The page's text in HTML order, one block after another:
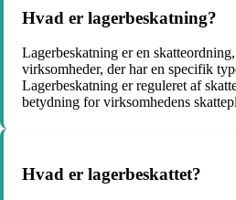
Hvad er lagerbeskatning?
Lagerbeskatning er en
virksomheder, der har en specifik
Lagerbeskatning er reguleret af
betydning for virksomhedens
Hvad er lagerbeskattet?